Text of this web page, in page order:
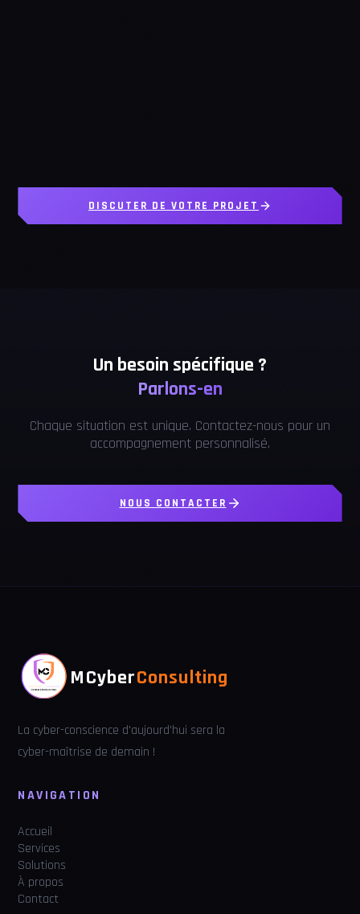
DISCUTER DE VOTRE PROJET
Un besoin spécifique ?
Parlons-en
Chaque situation est unique. Contactez-nous pour un
accompagnement personnalisé.
NOUS CONTACTER
MCyberConsulting
La cyber-conscience d'aujourd'hui sera la
cyber-maîtrise de demain !
NAVIGATION
Accueil
Services
Solutions
À propos
Contact